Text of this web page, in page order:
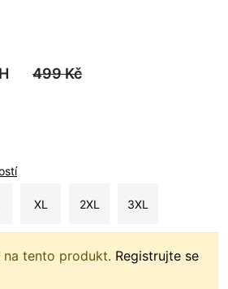
499Kč
XL 2XL 3XL
na tento produkt. Registrujte se